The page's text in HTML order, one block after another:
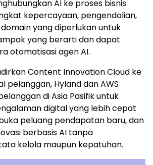
AI ke proses bisnis
kepercayaan, pengendalian,
yang diperlukan untuk
yang berarti dan dapat
otomatisasi agen AI.
Content Innovation Cloud ke
pelanggan, Hyland dan AWS
di Asia Pasifik untuk
digital yang lebih cepat
peluang pendapatan baru, dan
berbasis AI tanpa
kelola maupun kepatuhan.